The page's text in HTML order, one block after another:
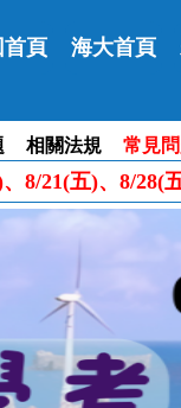
首頁 海大首頁
相關法規 常見
8/21(五)、8/